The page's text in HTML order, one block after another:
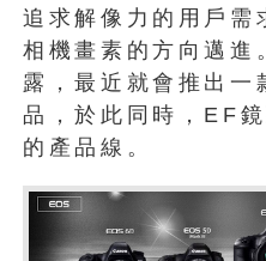
追求解像力的用戶需
相機畫素的方向邁進
露，最近就會推出一
品，於此同時，EF
的產品線。